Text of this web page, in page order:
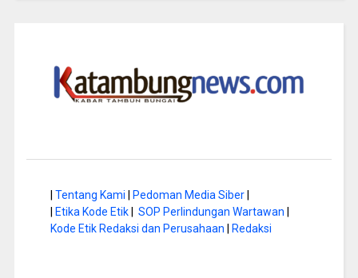
Tentang Kami Pedoman Media Siber|
Etika Kode Etik| SOP Perlindungan Wartawan
Kode Etik Redaksi dan Perusahaan
Redaksi